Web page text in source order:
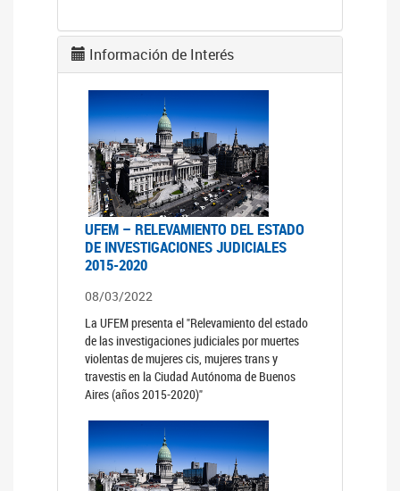
Información de Interés
UFEM – RELEVAMIENTO DEL ESTADO
DE INVESTIGACIONES JUDICIALES
2015-2020
08/03/2022
La UFEM presenta el "Relevamiento del estado
de las investigaciones judiciales por muertes
violentas de mujeres cis, mujeres trans y
travestis en la Ciudad Autónoma de Buenos
Aires (años 2015-2020)"